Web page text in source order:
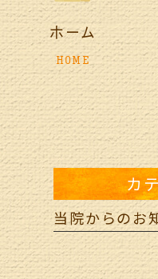
ホーム
HOME
カ
当院からのお